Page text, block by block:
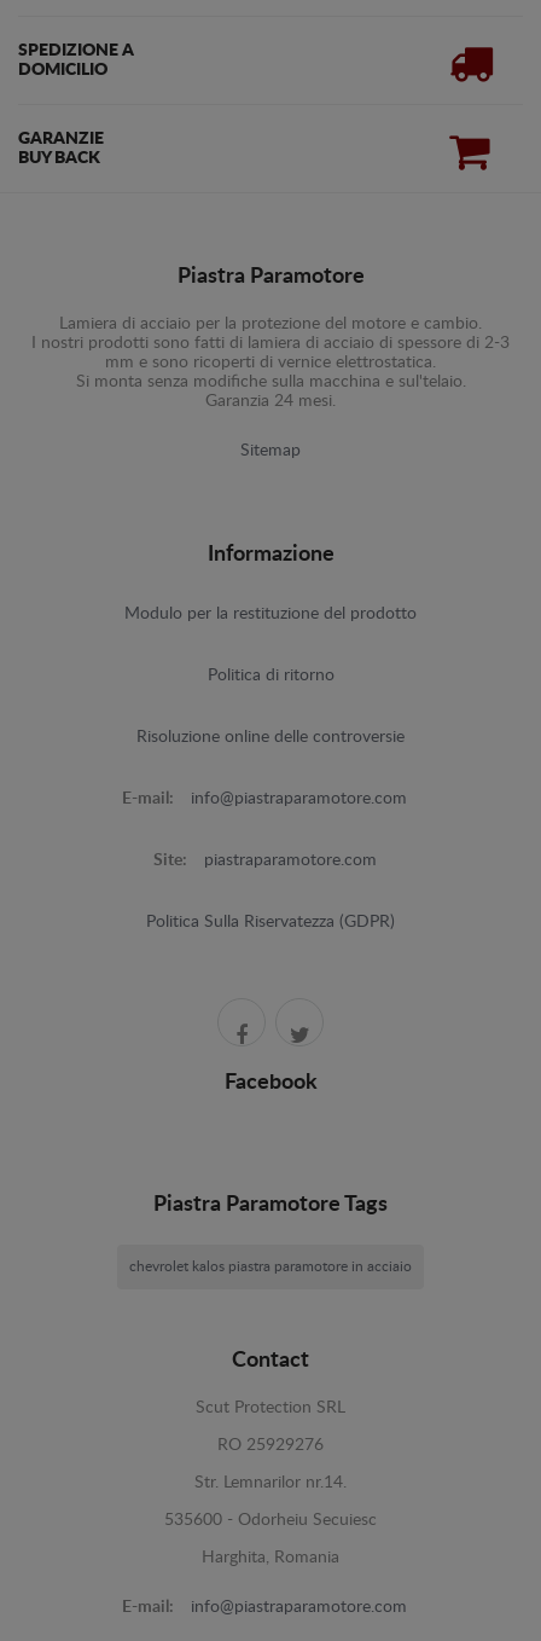
SPEDIZIONE A
DOMICILIO
GARANZIE
BUY BACK
Piastra Paramotore
Lamiera di acciaio per la protezione del motore e cambio.
I nostri prodotti sono fatti di lamiera di acciaio di spessore di 2-3
mm e sono ricoperti di vernice elettrostatica.
Si monta senza modifiche sulla macchina e sul'telaio.
Garanzia 24 mesi.
Sitemap
Informazione
Modulo per la restituzione del prodotto
Politica di ritorno
Risoluzione online delle controversie
E-mail: info@piastraparamotore.com
Site: piastraparamotore.com
Politica Sulla Riservatezza (GDPR)
Facebook
Piastra Paramotore Tags
chevrolet kalos piastra paramotore in acciaio
Contact
Scut Protection SRL
RO 25929276
Str. Lemnarilor nr.14.
535600 - Odorheiu Secuiesc
Harghita, Romania
E-mail: info@piastraparamotore.com